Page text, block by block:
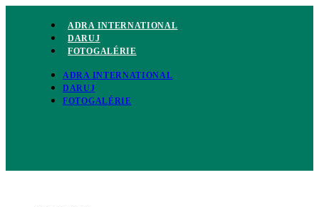
ADRA INTERNATIONAL
DARUJ
FOTOGALÉRIE
ADRA INTERNATIONAL
DARUJ
FOTOGALÉRIE